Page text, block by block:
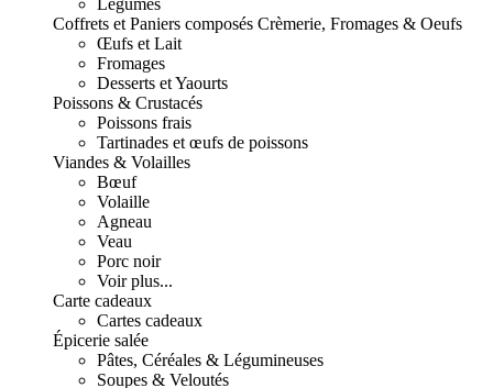
Légumes
Coffrets et Paniers composés Crèmerie, Fromages & Oeufs
Œufs et Lait
Fromages
Desserts et Yaourts
Poissons & Crustacés
Poissons frais
Tartinades et œufs de poissons
Viandes & Volailles
Bœuf
Volaille
Agneau
Veau
Porc noir
Voir plus...
Carte cadeaux
Cartes cadeaux
Épicerie salée
Pâtes, Céréales & Légumineuses
Soupes & Veloutés